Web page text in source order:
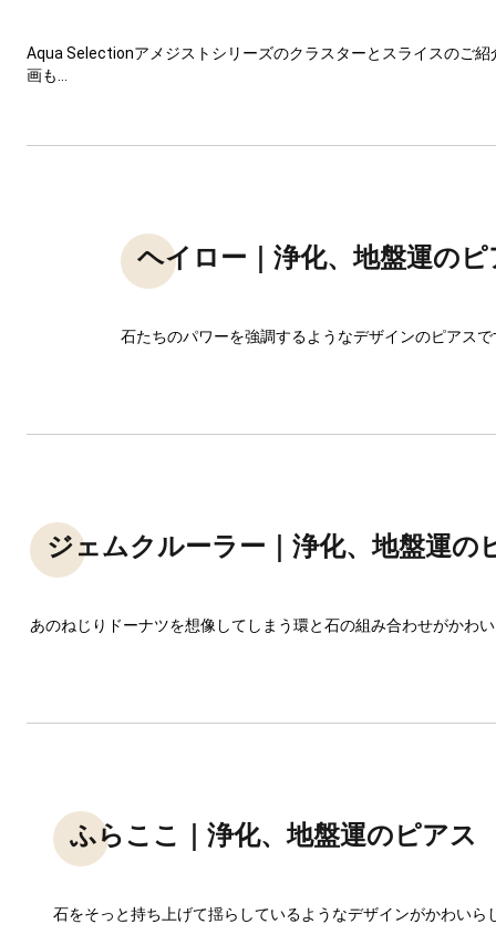
Aqua Selectionアメジストシリーズのクラスターとスライスのご紹
画も...
ヘイロー｜浄化、地盤運のピ
石たちのパワーを強調するようなデザインのピアスで
ジェムクルーラー｜浄化、地盤運の
あのねじりドーナツを想像してしまう環と石の組み合わせがかわ
ふらここ｜浄化、地盤運のピアス
石をそっと持ち上げて揺らしているようなデザインがかわいら